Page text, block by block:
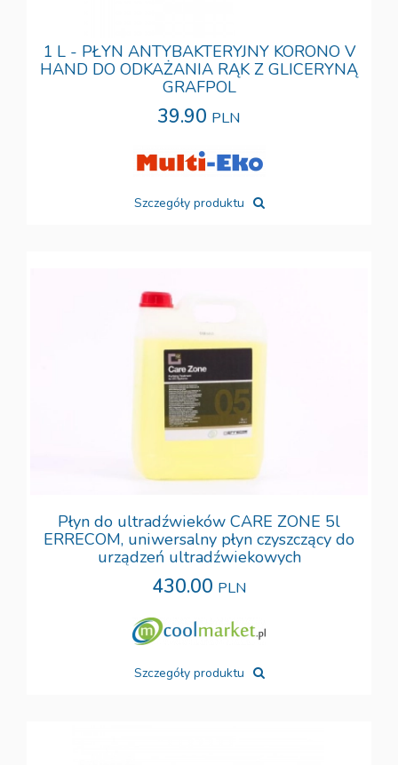
1 L - PŁYN ANTYBAKTERYJNY KORONO V
HAND DO ODKAŻANIA RĄK Z GLICERYNĄ
GRAFPOL
39.90 PLN
Szczegóły produktu
Płyn do ultradźwieków CARE ZONE 5l
ERRECOM, uniwersalny płyn czyszczący do
urządzeń ultradźwiekowych
430.00 PLN
Szczegóły produktu